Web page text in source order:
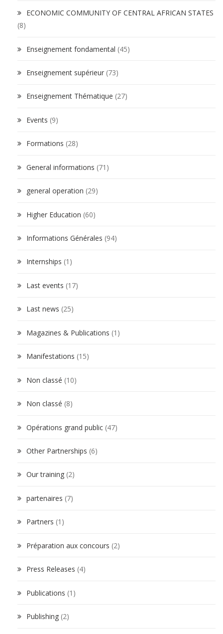
ECONOMIC COMMUNITY OF CENTRAL AFRICAN STATES
(8)
Enseignement fondamental (45)
Enseignement supérieur (73)
Enseignement Thématique (27)
Events (9)
Formations (28)
General informations (71)
general operation (29)
Higher Education (60)
Informations Générales (94)
Internships (1)
Last events (17)
Last news (25)
Magazines & Publications (1)
Manifestations (15)
Non classé (10)
Non classé (8)
Opérations grand public (47)
Other Partnerships (6)
Our training (2)
partenaires (7)
Partners (1)
Préparation aux concours (2)
Press Releases (4)
Publications (1)
Publishing (2)